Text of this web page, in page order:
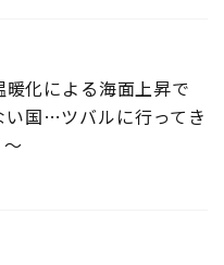
化による海面上昇で
い国…ツバルに行ってき